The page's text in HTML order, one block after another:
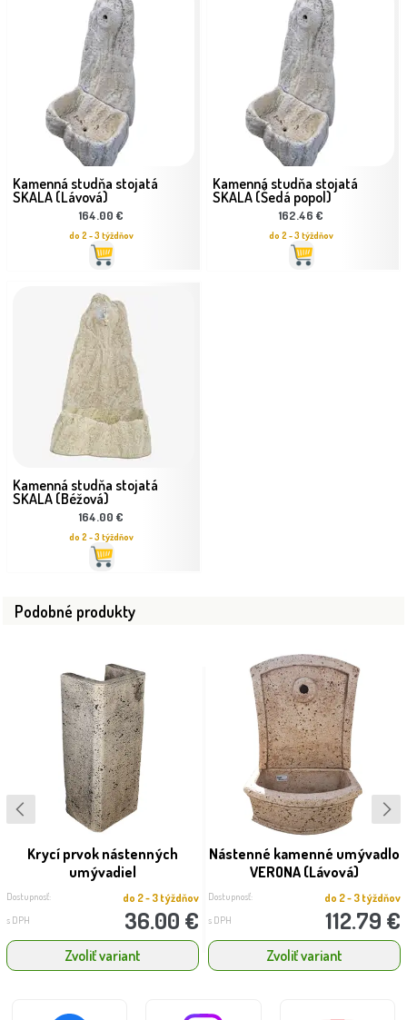
Kamenná studňa stojatá
SKALA (Lávová)
164.00 €
do 2 - 3 týždňov
Kamenná studňa stojatá
SKALA (Šedá popol)
162.46 €
do 2 - 3 týždňov
Kamenná studňa stojatá
SKALA (Béžová)
164.00 €
do 2 - 3 týždňov
Podobné produkty
Krycí prvok nástenných
umývadiel
Dostupnosť: do 2 - 3 týždňov
s DPH 36.00 €
Zvoliť variant
Nástenné kamenné umývadlo
VERONA (Lávová)
Dostupnosť: do 2 - 3 týždňov
s DPH 112.79 €
Zvoliť variant